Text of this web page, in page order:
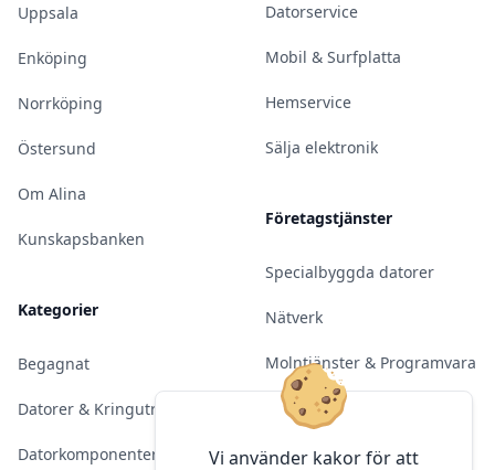
Vi använder kakor för att
Uppsala
Enköping
Norrköping
Östersund
Om Alina
Kunskapsbanken
Kategorier
Begagnat
Datorer & Kringutrustning
Datorkomponenter
Datorservice
Mobil & Surfplatta
Hemservice
Sälja elektronik
Företagstjänster
Specialbyggda datorer
Nätverk
Molntjänster & Programvara
Server & Backup
Kameraövervakning